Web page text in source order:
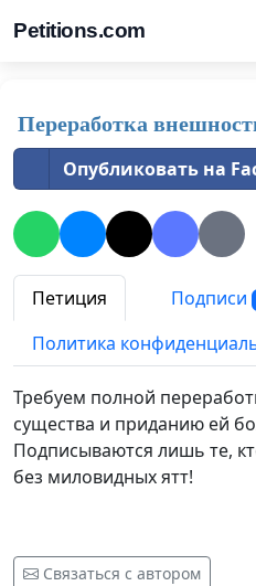
Petitions.com
Переработка
Опубликовать на
Петиция Подписи
Политика
Требуем полной
существа и приданию ей
Подписываются лишь те,
без миловидных ятт!
Связаться с автором